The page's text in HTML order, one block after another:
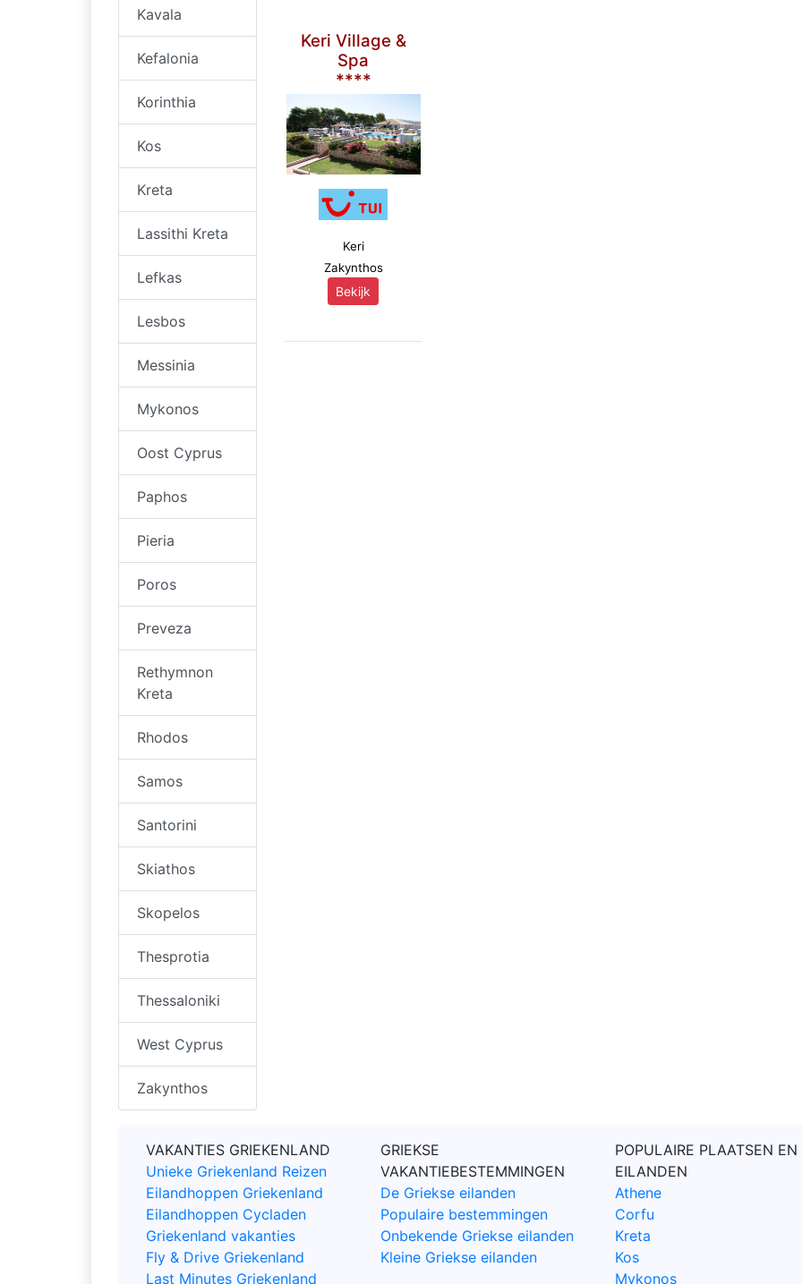
Kavala
Kefalonia
Korinthia
Kos
Kreta
Lassithi Kreta
Lefkas
Lesbos
Messinia
Mykonos
Oost Cyprus
Paphos
Pieria
Poros
Preveza
Rethymnon
Kreta
Rhodos
Samos
Santorini
Skiathos
Skopelos
Thesprotia
Thessaloniki
West Cyprus
Zakynthos
Keri Village &
Spa
****
Keri
Zakynthos
Bekijk
VAKANTIES GRIEKENLAND
Unieke Griekenland Reizen
Eilandhoppen Griekenland
Eilandhoppen Cycladen
Griekenland vakanties
Fly & Drive Griekenland
Last Minutes Griekenland
GRIEKSE
VAKANTIEBESTEMMINGEN
De Griekse eilanden
Populaire bestemmingen
Onbekende Griekse eilanden
Kleine Griekse eilanden
POPULAIRE PLAATSEN EN
EILANDEN
Athene
Corfu
Kreta
Kos
Mykonos